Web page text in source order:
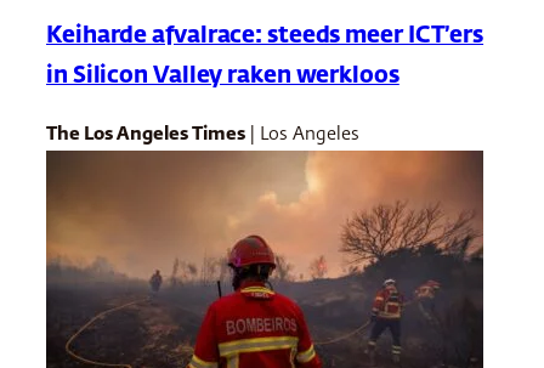
Keiharde afvalrace: steeds meer ICT’ers
in Silicon Valley raken werkloos
The Los Angeles Times | Los Angeles